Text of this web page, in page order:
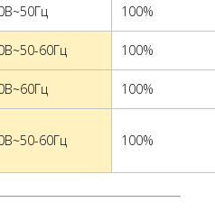
100%
60Гц 100%
100%
60Гц 100%